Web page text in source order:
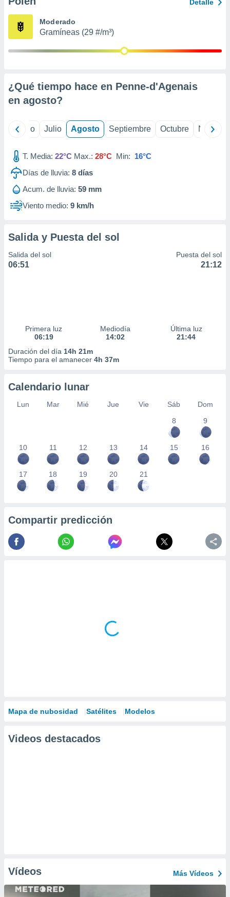
publicidad
1199
Detalle
Moderado
Gramíneas (29 #/m³)
¿Qué tiempo hace en Penne-d'Agenais
en agosto?
Junio Julio Agosto Septiembre Octubre
T. Media: 22°C Max.: 28°C Min: 16°C
Días de lluvia: 8 días
Acum. de lluvia: 59 mm
Viento medio: 9 km/h
Salida y Puesta del sol
Salida del sol
06:51
Puesta del sol
21:12
Primera luz
06:19
Mediodía
14:02
Última luz
21:44
Duración del día 14h 21m
Tiempo para el amanecer 4h 37m
Calendario lunar
Lun Mar Mié Jue Vie Sáb
Dom
8
9
10 11 12 13 14 15 16
17 18 19 20 21
Compartir predicción
Mapa de nubosidad Satélites Modelos
Videos destacados
Vídeos Más Vídeos